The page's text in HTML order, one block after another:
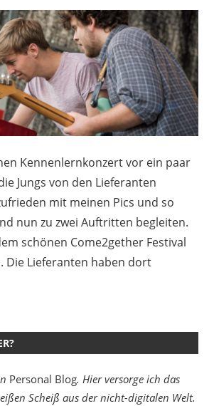
Kennenlernkonzert vor ein paar
Jungs von den Lieferanten
mit meinen Pics und so
nun zu zwei Auftritten begleiten.
schönen Come2gether Festival
Die Lieferanten haben dort
Personal Blog. Hier versorge ich das
Scheiß aus der nicht-digitalen Welt.